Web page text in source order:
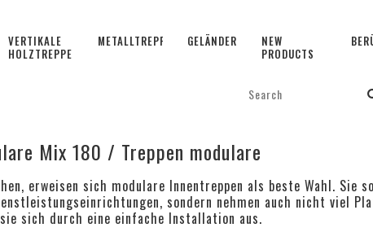
VERTIKALE
HOLZTREPPE
METALLTREPPEN GELÄNDER
NEW
PRODUCTS
Mix 180 / Treppen modulare
erweisen sich modulare Innentreppen als beste Wahl. Sie
sondern nehmen auch nicht viel
sich durch eine einfache Installation aus.